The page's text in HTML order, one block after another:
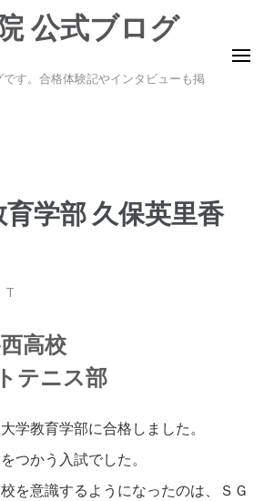
公式ブログ
す。合格体験記やインタビューも掲
学部 久保英里香
T
高校
テニス部
学教育学部に合格しました。
つかう入試でした。
を意識するようになったのは、ＳＧ